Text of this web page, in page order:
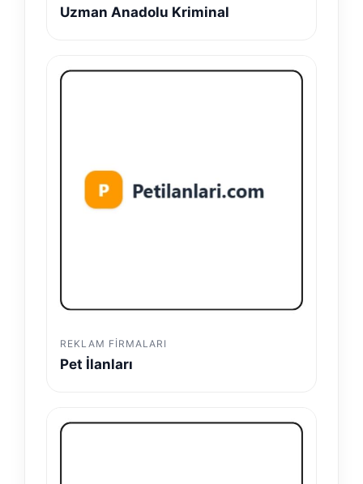
Uzman Anadolu Kriminal
REKLAM FIRMALARI
Pet İlanları